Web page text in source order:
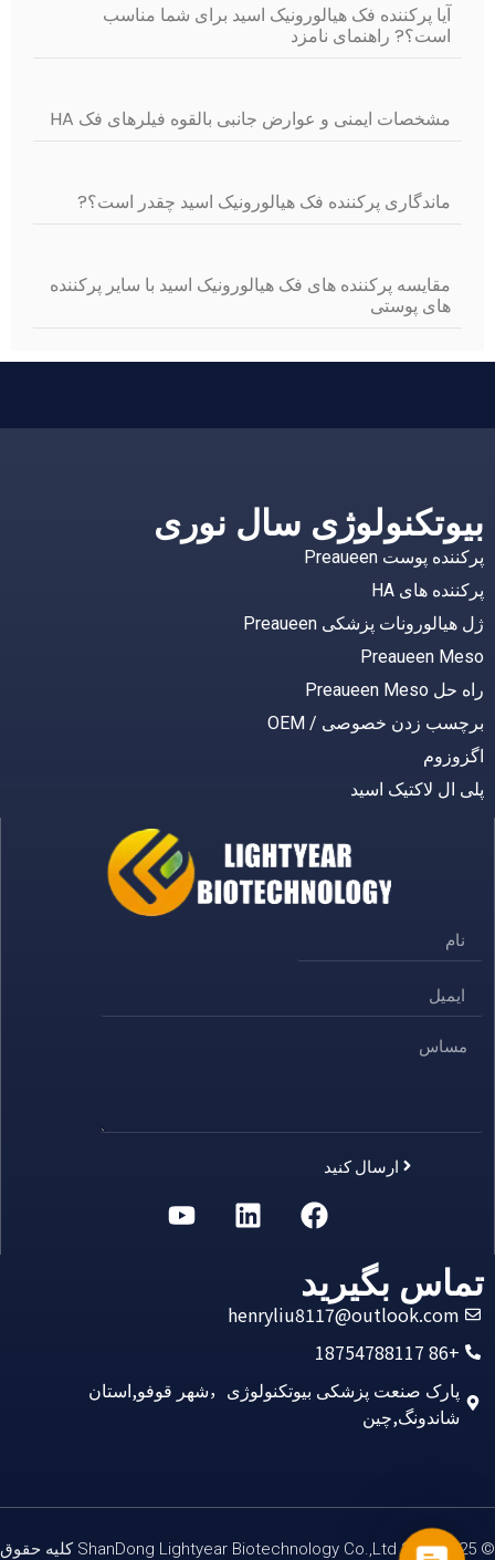
آیا پرکننده فک هیالورونیک اسید برای شما مناسب
است؟? راهنمای نامزد
مشخصات ایمنی و عوارض جانبی بالقوه فیلرهای فک HA
ماندگاری پرکننده فک هیالورونیک اسید چقدر است؟?
مقایسه پرکننده های فک هیالورونیک اسید با سایر پرکننده
های پوستی
بیوتکنولوژی سال نوری
پرکننده پوست Preaueen
پرکننده های HA
ژل هیالورونات پزشکی Preaueen
Preaueen Meso
راه حل Preaueen Meso
برچسب زدن خصوصی / OEM
اگزوزوم
پلی ال لاکتیک اسید
ارسال کنید
تماس بگیرید
henryliu8117@outlook.com
+86 18754788117
پارک صنعت پزشکی بیوتکنولوژی，شهر قوفو,استان
شاندونگ,چین
© 2012-2025 ShanDong Lightyear Biotechnology Co.,Ltd کلیه حقوق